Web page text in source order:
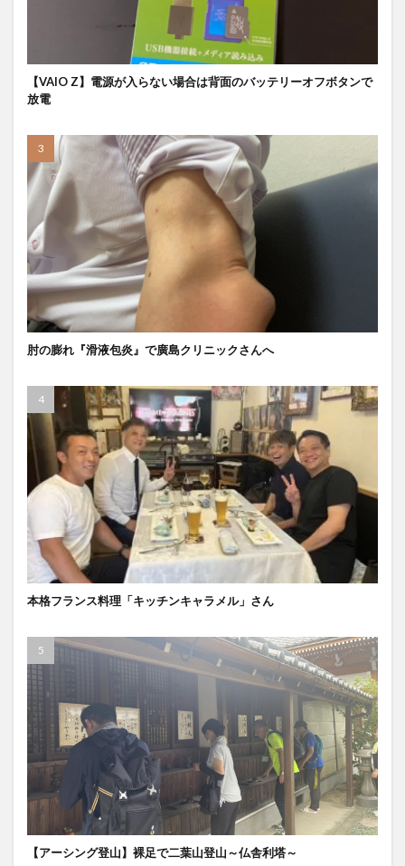
【VAIO Z】電源が入らない場合は背面のバッテリーオフボタンで
放電
肘の膨れ『滑液包炎』で廣島クリニックさんへ
本格フランス料理「キッチンキャラメル」さん
【アーシング登山】裸足で二葉山登山～仏舎利塔～